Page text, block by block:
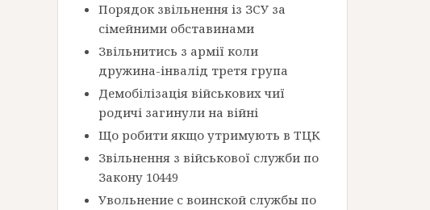
Порядок звільнення із ЗСУ за
сімейними обставинами
Звільнитись з армії коли
дружина-інвалід третя група
Демобілізація військових чиї
родичі загинули на війні
Що робити якщо утримують в ТЦК
Звільнення з військової служби по
Закону 10449
Увольнение с воинской службы по